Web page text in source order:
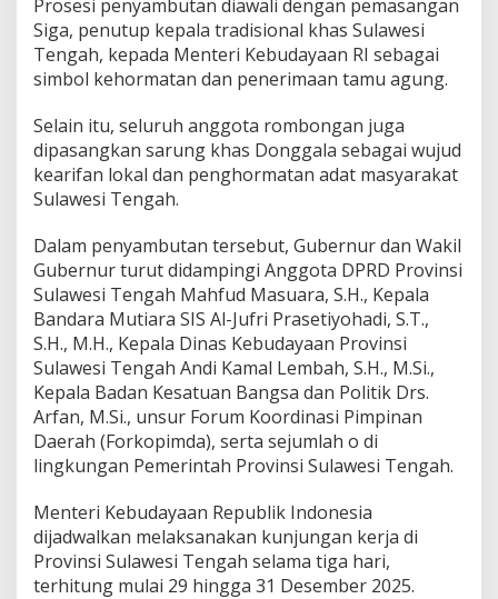
Prosesi penyambutan diawali dengan pemasangan
Siga, penutup kepala tradisional khas Sulawesi
Tengah, kepada Menteri Kebudayaan RI sebagai
simbol kehormatan dan penerimaan tamu agung.
Selain itu, seluruh anggota rombongan juga
dipasangkan sarung khas Donggala sebagai wujud
kearifan lokal dan penghormatan adat masyarakat
Sulawesi Tengah.
Dalam penyambutan tersebut, Gubernur dan Wakil
Gubernur turut didampingi Anggota DPRD Provinsi
Sulawesi Tengah Mahfud Masuara, S.H., Kepala
Bandara Mutiara SIS Al-Jufri Prasetiyohadi, S.T.,
S.H., M.H., Kepala Dinas Kebudayaan Provinsi
Sulawesi Tengah Andi Kamal Lembah, S.H., M.Si.,
Kepala Badan Kesatuan Bangsa dan Politik Drs.
Arfan, M.Si., unsur Forum Koordinasi Pimpinan
Daerah (Forkopimda), serta sejumlah o di
lingkungan Pemerintah Provinsi Sulawesi Tengah.
Menteri Kebudayaan Republik Indonesia
dijadwalkan melaksanakan kunjungan kerja di
Provinsi Sulawesi Tengah selama tiga hari,
terhitung mulai 29 hingga 31 Desember 2025.